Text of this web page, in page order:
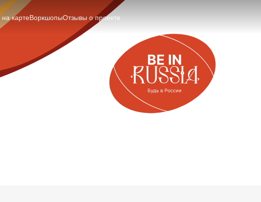
картеВоркшопыОтзывы о проекте